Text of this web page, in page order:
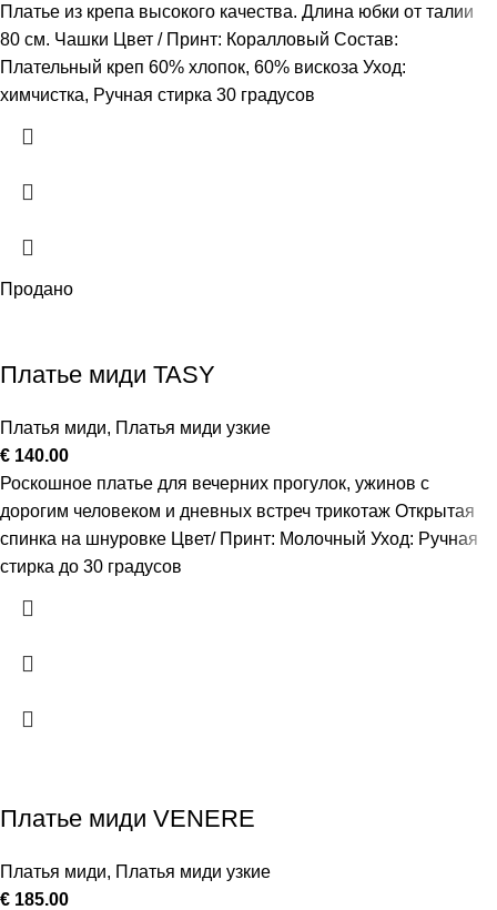
Платье из крепа высокого качества. Длина юбки от талии
80 см. Чашки Цвет / Принт: Коралловый Состав:
Плательный креп 60% хлопок, 60% вискоза Уход:
химчистка, Ручная стирка 30 градусов
Продано
Платье миди TASY
Платья миди, Платья миди узкие
€ 140.00
Роскошное платье для вечерних прогулок, ужинов с
дорогим человеком и дневных встреч трикотаж Открытая
спинка на шнуровке Цвет/ Принт: Молочный Уход: Ручная
стирка до 30 градусов
Платье миди VENERE
Платья миди, Платья миди узкие
€ 185.00